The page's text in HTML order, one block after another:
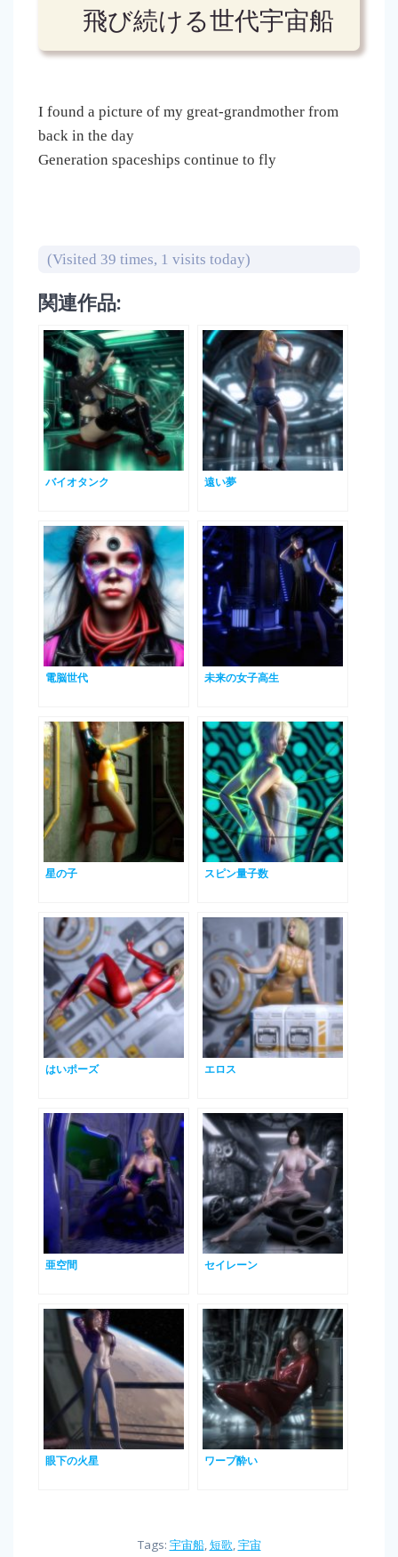
飛び続ける世代宇宙船
I found a picture of my great-grandmother from
back in the day
Generation spaceships continue to fly
(Visited 39 times, 1 visits today)
関連作品:
バイオタンク 遠い夢
電脳世代 未来の女子高生
星の子 スピン量子数
はいポーズ エロス
亜空間 セイレーン
眼下の火星 ワープ酔い
Tags: 宇宙船,短歌,宇宙